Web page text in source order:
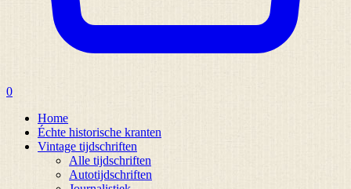
0
Home
Échte historische kranten
Vintage tijdschriften
Alle tijdschriften
Autotijdschriften